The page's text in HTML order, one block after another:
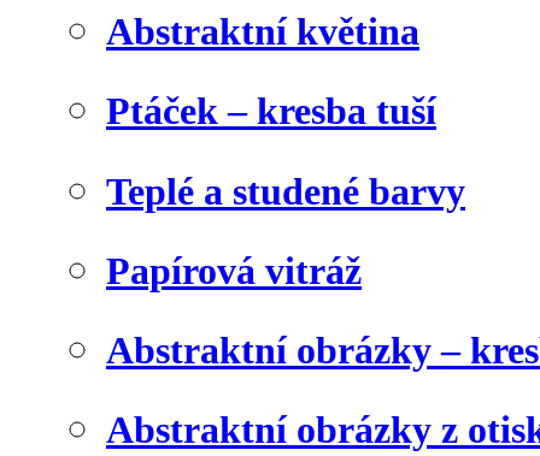
Abstraktní květina
Ptáček – kresba tuší
Teplé a studené barvy
Papírová vitráž
Abstraktní obrázky –
Abstraktní obrázky z